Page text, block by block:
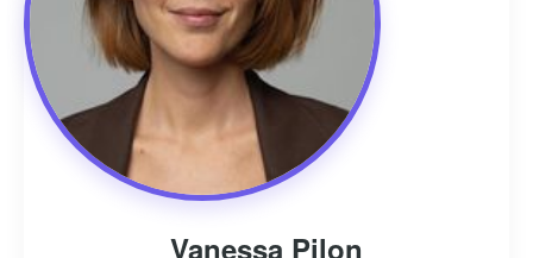
Vanessa Pilon